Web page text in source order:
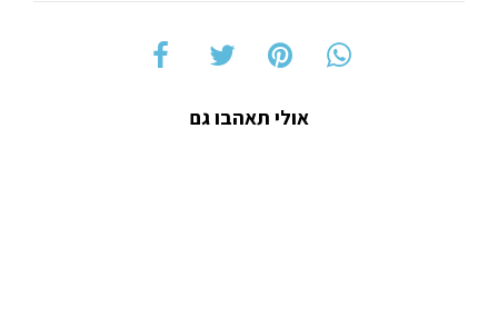
אולי תאהבו גם